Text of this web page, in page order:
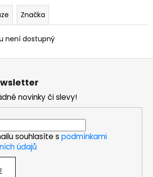
Značka
není dostupný
novinky či slevy!
souhlasíte s podmínkami
údajů